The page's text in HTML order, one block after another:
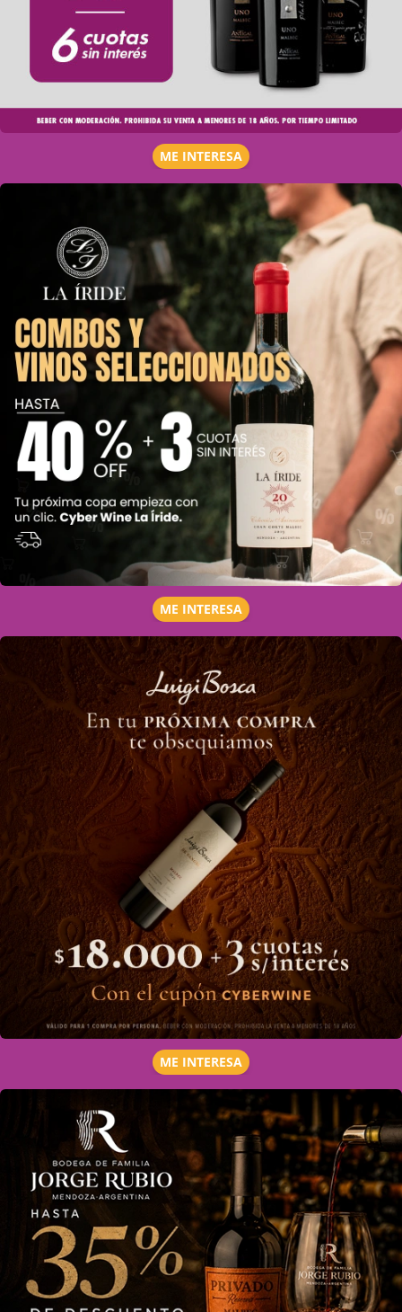
ME INTERESA
ME INTERESA
ME INTERESA